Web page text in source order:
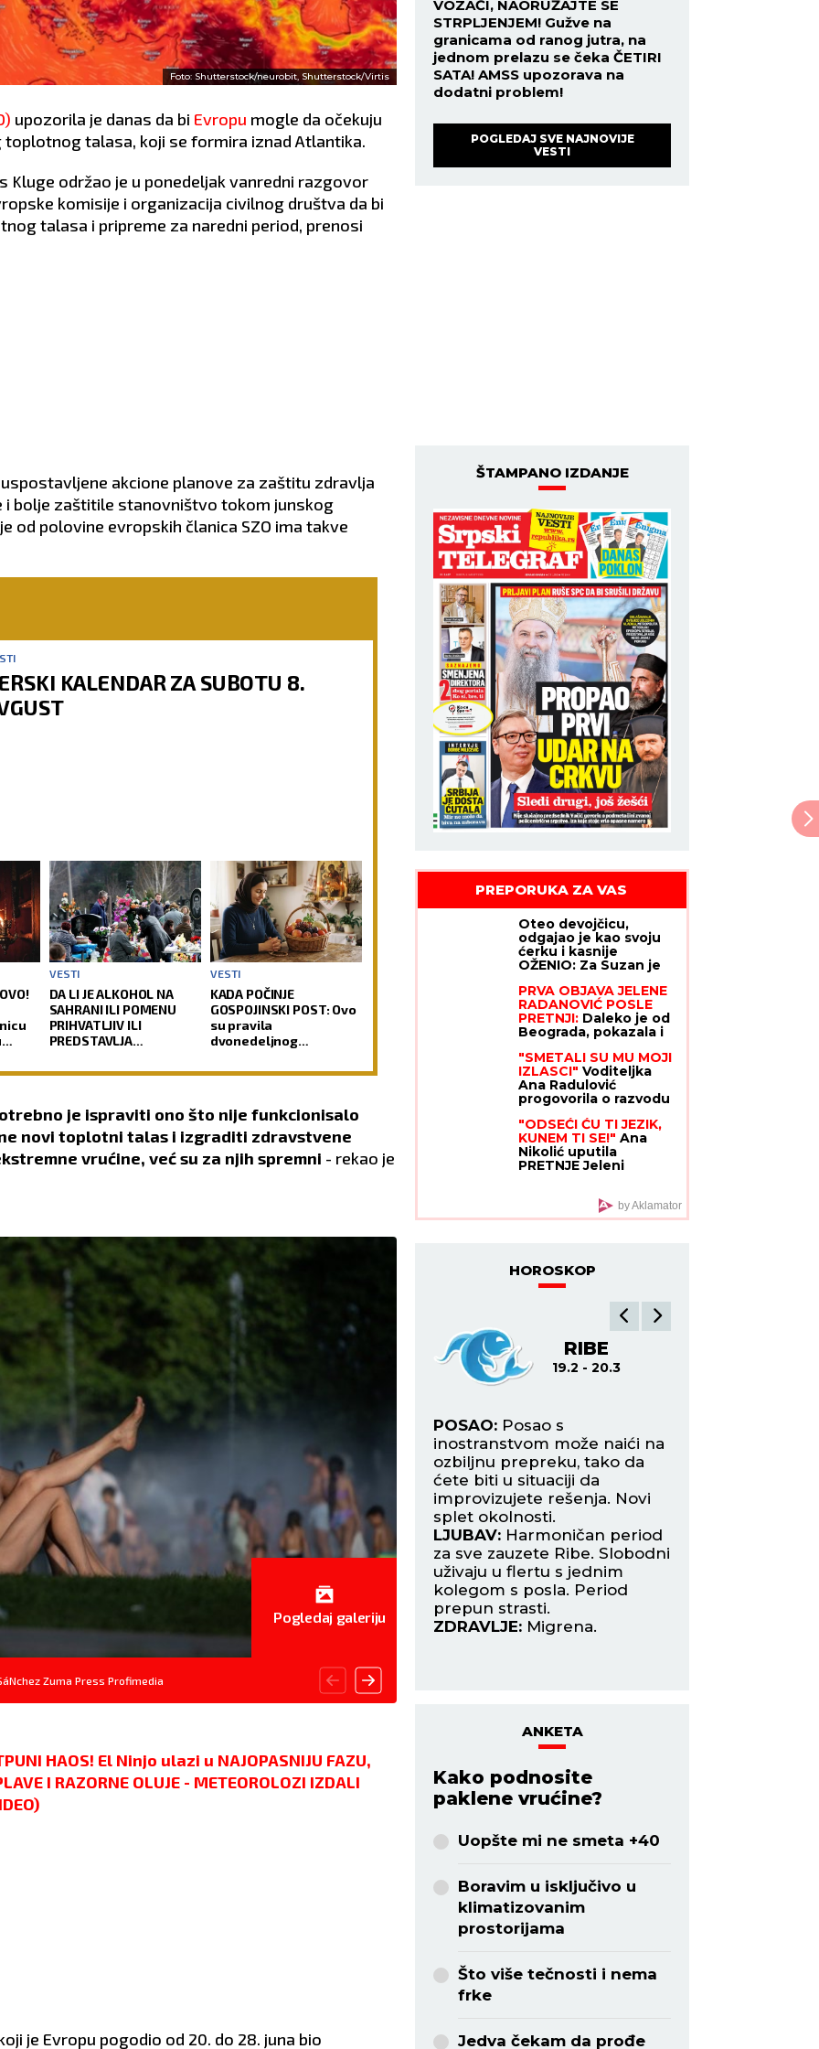
Foto: Shutterstock/neurobit, Shutterstock/Virtis
upozorila je danas da bi Evropu mogle da očekuju
talasa, koji se formira iznad Atlantika.
Kluge održao je u ponedeljak vanredni razgovor
komisije i organizacija civilnog društva da bi
talasa i pripreme za naredni period, prenosi
akcione planove za zaštitu zdravlja
i bolje zaštitile stanovništvo tokom junskog
od polovine evropskih članica SZO ima takve
KALENDAR ZA SUBOTU 8.
VESTI
DA LI JE ALKOHOL NA
SAHRANI ILI POMENU
PRIHVATLJIV ILI
PREDSTAVLJA
DUŠI POKOJNIKA: Crkva
VESTI
KADA POČINJE
GOSPOJINSKI POST: Ovo
su pravila
dvonedeljnog
od najvećih praznika
je ispraviti ono što nije funkcionisalo
novi toplotni talas i izgraditi zdravstvene
vrućine, već su za njih spremni - rekao je
Zuma Press Profimedia
Pogledaj galeriju
HAOS! El Ninjo ulazi u NAJOPASNIJU FAZU,
I RAZORNE OLUJE - METEOROLOZI IZDALI
je Evropu pogodio od 20. do 28. juna bio
VOZAČI, NAORUŽAJTE SE
STRPLJENJEM! Gužve na
granicama od ranog jutra, na
jednom prelazu se čeka ČETIRI
SATA! AMSS upozorava na
dodatni problem!
POGLEDAJ SVE NAJNOVIJE
VESTI
ŠTAMPANO IZDANJE
PREPORUKA ZA VAS
Oteo devojčicu,
odgajao je kao svoju
ćerku i kasnije
OŽENIO: Za Suzan je
Amerika,
MONSTRUOZAN
ZLOČIN otkriven tek
decenijama kasnije
PRVA OBJAVA JELENE
RADANOVIĆ POSLE
PRETNJI: Daleko je od
Beograda, pokazala i
sa kim
"SMETALI SU MU MOJI
IZLASCI" Voditeljka
Ana Radulović
progovorila o razvodu
Radulovića
"ODSEĆI ĆU TI JEZIK,
KUNEM TI SE!" Ana
Nikolić uputila
PRETNJE Jeleni
Drine i Morave,
ku**etino raspala!"
by Aklamator
HOROSKOP
JARAC
21.12 - 21.1
Iskoristite naklonost
uticajne osobe da
rezultate koji će
visoko. Finansijski
period.
Slobodni Jarčevi
mogu upoznati
na nekim
i u krugu
se strastima.
Odlično se
VODOLIJA
posao da biste stigli sve da
završite na vreme i uživate u
odmoru, koji ste i te kako
zaslužili.
LJUBAV: Sve više vas privlači
jedna zauzeta Devica, koja
vama šalje pomešane
signale. Ipak, dobro
razmislite šta želite od tog
RIBE
19.2 - 20.3
POSAO: Posao s
inostranstvom može naići na
ozbiljnu prepreku, tako da
ćete biti u situaciji da
improvizujete rešenja. Novi
splet okolnosti.
LJUBAV: Harmoničan period
za sve zauzete Ribe. Slobodni
uživaju u flertu s jednim
kolegom s posla. Period
prepun strasti.
ZDRAVLJE: Migrena.
ANKETA
Kako podnosite
paklene vrućine?
Uopšte mi ne smeta +40
Boravim u isključivo u
klimatizovanim
prostorijama
Što više tečnosti i nema
frke
Jedva čekam da prođe